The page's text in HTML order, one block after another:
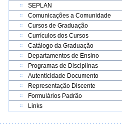
SEPLAN
Comunicações a Comunidade
Cursos de Graduação
Currículos dos Cursos
Catálogo da Graduação
Departamentos de Ensino
Programas de Disciplinas
Autenticidade Documento
Representação Discente
Formulários Padrão
Links